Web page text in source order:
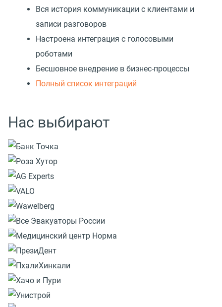
Вся история коммуникации с клиентами и
записи разговоров
Настроена интеграция с голосовыми
роботами
Бесшовное внедрение в бизнес-процессы
Полный список интеграций
Нас выбирают